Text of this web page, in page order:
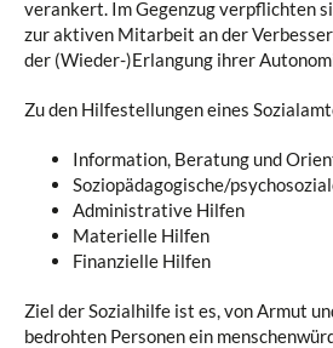
verankert. Im Gegenzug verpflichten
zur aktiven Mitarbeit an der
der (Wieder-)Erlangung ihrer
Zu den Hilfestellungen eines
Information, Beratung und
Soziopädagogische/
Administrative Hilfen
Materielle Hilfen
Finanzielle Hilfen
Ziel der Sozialhilfe ist es, von Armut
bedrohten Personen ein